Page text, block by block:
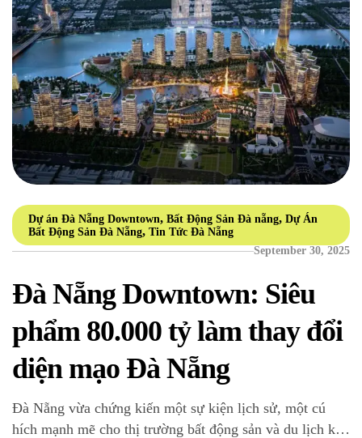
Dự án Đà Nẵng Downtown, Bất Động Sản Đà nẵng, Dự Án
Bất Động Sản Đà Nẵng, Tin Tức Đà Nẵng
September 30, 2025
Đà Nẵng Downtown: Siêu
phẩm 80.000 tỷ làm thay đổi
diện mạo Đà Nẵng
Đà Nẵng vừa chứng kiến một sự kiện lịch sử, một cú
hích mạnh mẽ cho thị trường bất động sản và du lịch khi